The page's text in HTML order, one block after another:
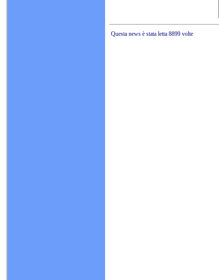
Questa news è stata letta 8899 volte